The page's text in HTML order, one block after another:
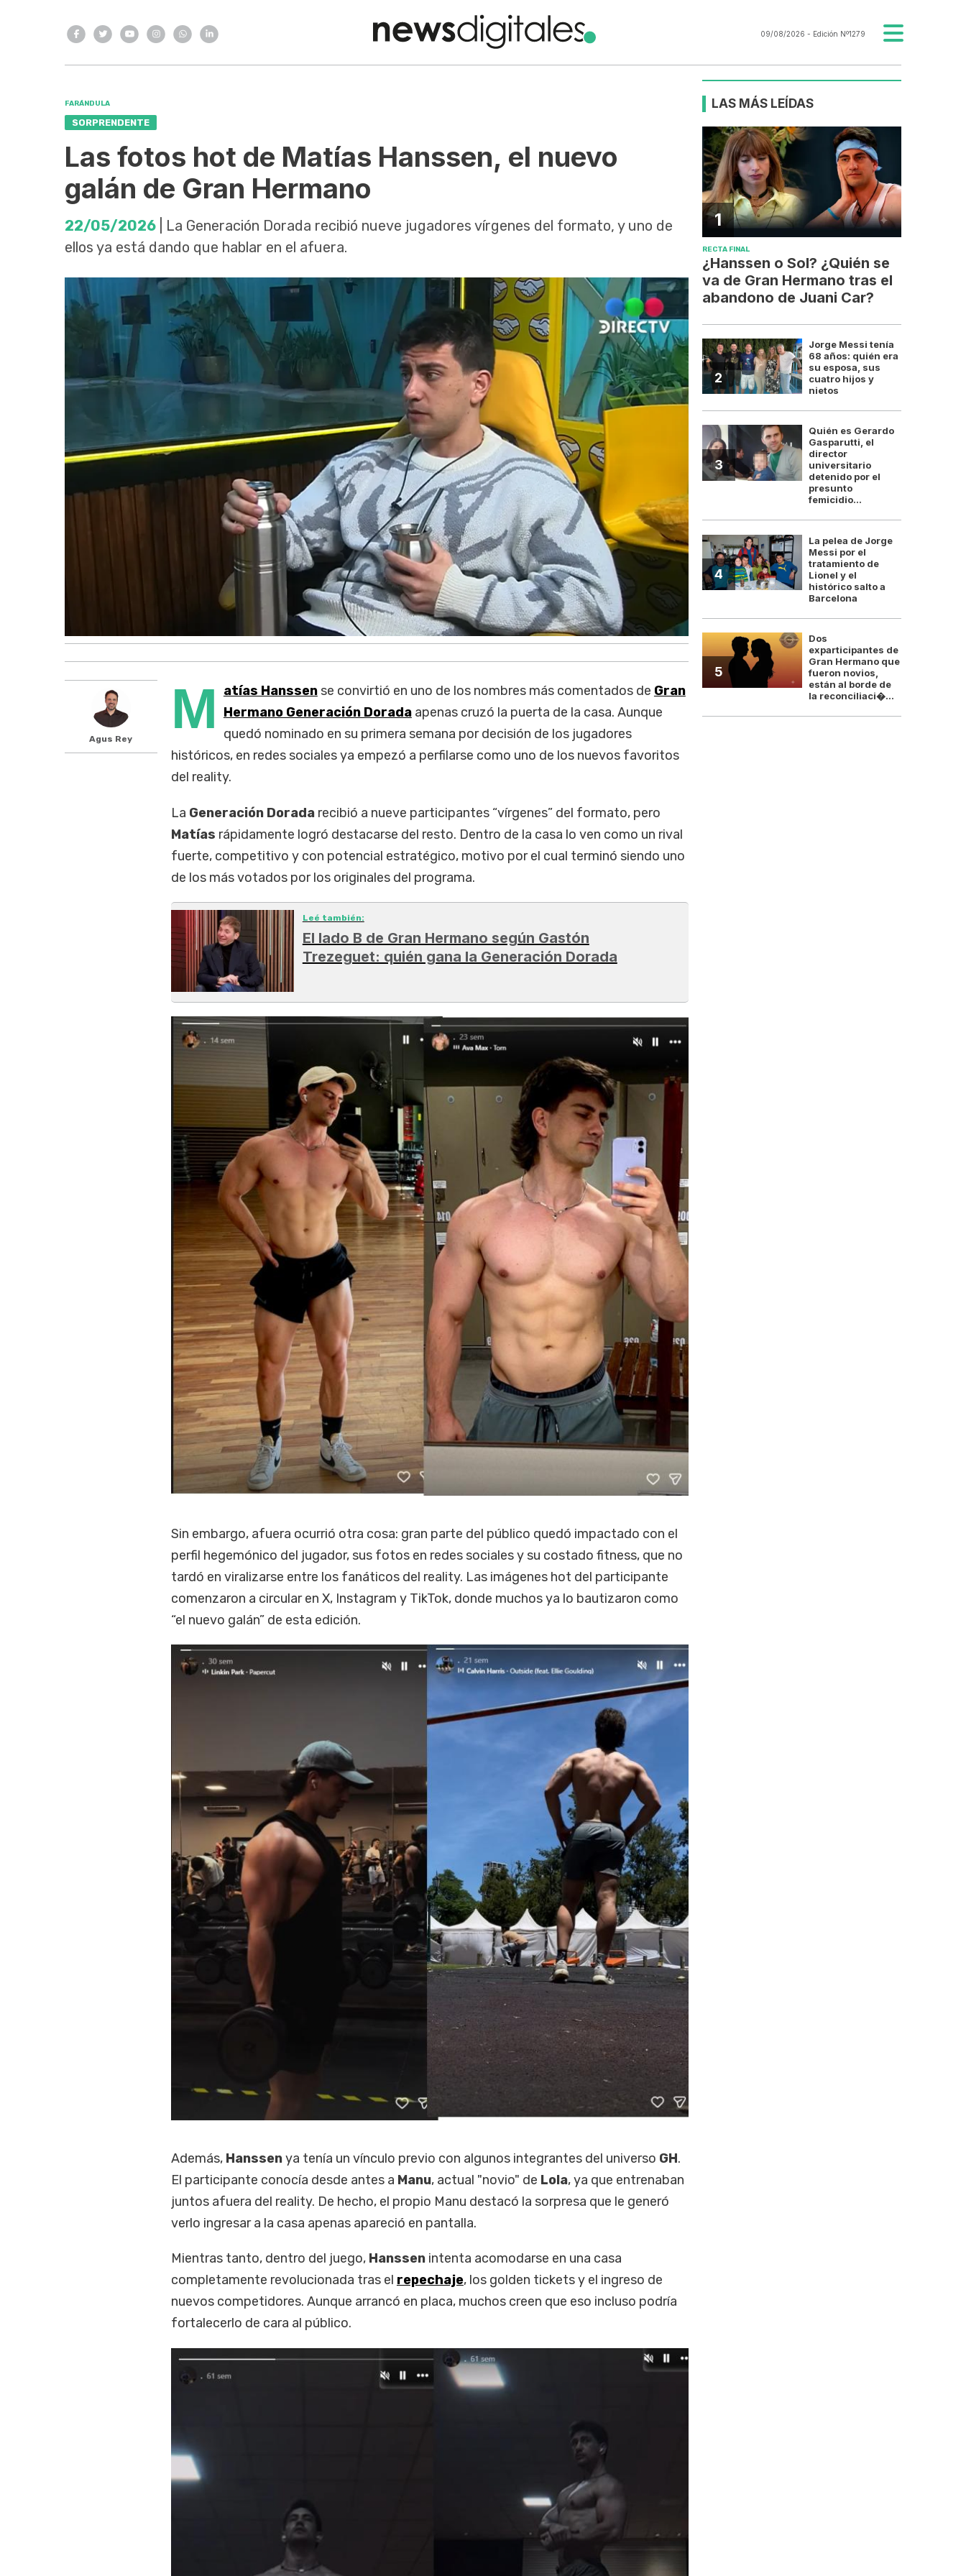
09/08/2026 - Edición Nº1279
FARÁNDULA
SORPRENDENTE
Las fotos hot de Matías Hanssen, el nuevo
galán de Gran Hermano
22/05/2026 | La Generación Dorada recibió nueve jugadores vírgenes del formato, y uno de
ellos ya está dando que hablar en el afuera.
Agus Rey M atías Hanssense convirtió en uno de los nombres más comentados de Gran
Hermano Generación Doradaapenas cruzó la puerta de la casa. Aunque
quedó nominado en su primera semana por decisión de los jugadores
históricos, en redes sociales ya empezó a perfilarse como uno de los nuevos favoritos
del reality.
La Generación Doradarecibió a nueve participantes “vírgenes” del formato, pero
Matías rápidamente logró destacarse del resto. Dentro de la casa lo ven como un rival
fuerte, competitivo y con potencial estratégico, motivo por el cual terminó siendo uno
de los más votados por los originales del programa.
Leé también:
El lado B de Gran Hermano según Gastón
Trezeguet: quién gana la Generación Dorada
Sin embargo, afuera ocurrió otra cosa: gran parte del público quedó impactado con el
perfil hegemónico del jugador, sus fotos en redes sociales y su costado fitness, que no
tardó en viralizarse entre los fanáticos del reality. Las imágenes hot del participante
comenzaron a circular en X, Instagram y TikTok, donde muchos ya lo bautizaron como
“el nuevo galán” de esta edición.
Además, Hanssenya tenía un vínculo previo con algunos integrantes del universo GH.
El participante conocía desde antes a Manu, actual "novio" de Lola, ya que entrenaban
juntos afuera del reality. De hecho, el propio Manu destacó la sorpresa que le generó
verlo ingresar a la casa apenas apareció en pantalla.
Mientras tanto, dentro del juego, Hanssen intenta acomodarse en una casa
completamente revolucionada tras el repechaje, los golden tickets y el ingreso de
nuevos competidores. Aunque arrancó en placa, muchos creen que eso incluso podría
fortalecerlo de cara al público.
LAS MÁS LEÍDAS
1
RECTA FINAL
¿Hanssen o Sol? ¿Quién se
va de Gran Hermano tras el
abandono de Juani Car?
2
Jorge Messi tenía
68 años: quién era
su esposa, sus
cuatro hijos y
nietos
3
Quién es Gerardo
Gasparutti, el
director
universitario
detenido por el
presunto
femicidio...
4
La pelea de Jorge
Messi por el
tratamiento de
Lionel y el
histórico salto a
Barcelona
5
Dos
exparticipantes de
Gran Hermano que
fueron novios,
están al borde de
la reconciliaci�...